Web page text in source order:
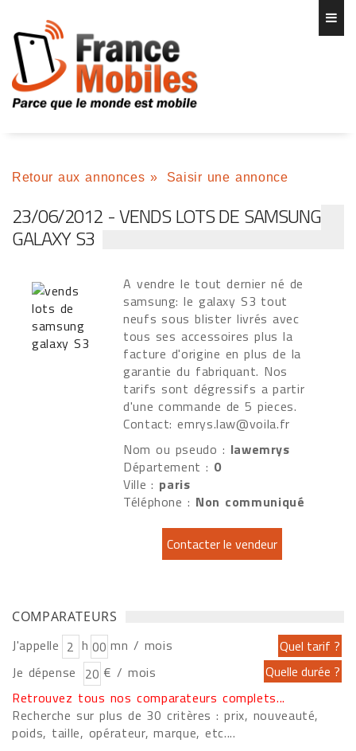
Retour aux annonces » Saisir une annonce
23/06/2012 - VENDS LOTS DE SAMSUNG
GALAXY S3
A vendre le tout dernier né de
samsung: le galaxy S3 tout
neufs sous blister livrés avec
tous ses accessoires plus la
facture d'origine en plus de la
garantie du fabriquant. Nos
tarifs sont dégressifs a partir
d'une commande de 5 pieces.
Contact: emrys.law@voila.fr
Nom ou pseudo : lawemrys
Département : 0
Ville : paris
Téléphone : Non communiqué
COMPARATEURS
J'appelle h
mn / mois
Je dépense
€ / mois
Retrouvez tous nos comparateurs complets...
Recherche sur plus de 30 critères : prix, nouveauté,
poids, taille, opérateur, marque, etc....